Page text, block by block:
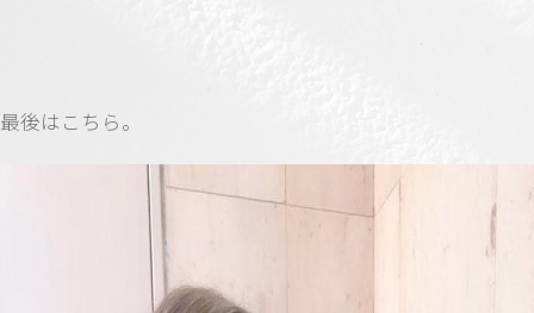
最後はこちら。